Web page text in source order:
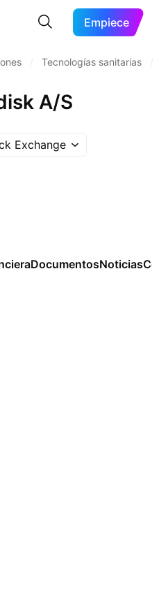
Empiece
Tecnologías sanitarias
A/S
Exchange
DocumentosNoticias